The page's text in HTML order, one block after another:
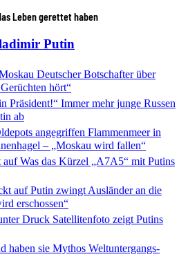
Leben gerettet haben
Putin
Deutscher Botschafter über
hört“
Präsident!“ Immer mehr junge Russen
ab
angegriffen Flammenmeer in
– „Moskau wird fallen“
aufWas das Kürzel „A7A5“ mit Putins
aufPutin zwingt Ausländer an die
erschossen“
Druck Satellitenfoto zeigt Putins
haben sie Mythos Weltuntergangs-